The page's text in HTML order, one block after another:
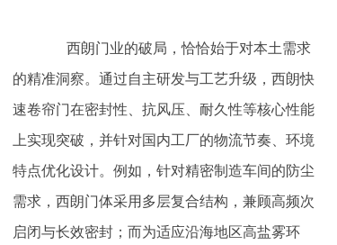
‌西朗门业‌的破局，恰恰始于对本土需求
的精准洞察。通过自主研发与工艺升级，西朗快
速卷帘门在密封性、抗风压、耐久性等核心性能
上实现突破，并针对国内工厂的物流节奏、环境
特点优化设计。例如，针对精密制造车间的防尘
需求，西朗门体采用多层复合结构，兼顾高频次
启闭与长效密封；而为适应沿海地区高盐雾环